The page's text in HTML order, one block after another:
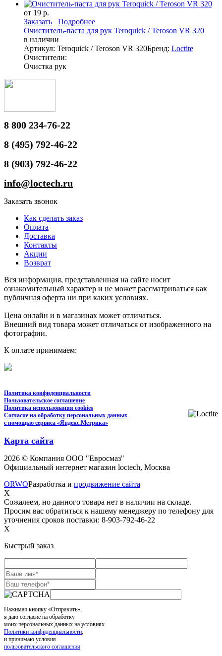
от 19 р.
Заказать
Подробнее
Очиститель-паста для рук Teroquick / Teroson VR 320
в наличии
Артикул: Teroquick / Teroson VR 320Бренд: Loctite
Очистители:
Очистка рук
8 800 234-76-22
8 (495) 792-46-22
8 (903) 792-46-22
info@loctech.ru
Заказать звонок
Как сделать заказ
Оплата
Доставка
Контакты
Акции
Возврат
Вся информация, представленная на сайте носит
ознакомительный характер и не может рассматриваться как
публичная оферта ни при каких условиях.
Цена онлайн и в магазинах может отличаться.
Внешний вид товара может отличаться от изображенного на
фотографии.
К оплате принимаем:
Политика конфиденциальности
Пользовательское соглашение
Политика использования cookies
Согласие на обработку персональных данных
с помощью сервиса «Яндекс.Метрика»
Карта сайта
2026 © Компания ООО "Евросмаз"
Официальный интернет магазин loctech, Москва
ORWOРазработка и продвижение сайта
X
Сожалеем, но данного товара нет в наличии на складе.
Просим вас обратиться к нашему менеджеру по телефону для
уточнения сроков поставки: 8-903-792-46-22
X
Быстрый заказ
Нажимая кнопку «Отправить»,
я даю согласие на обработку
моих персональных данных на условиях
Политики конфиденциальности,
и принимаю условия
пользовательского соглашения